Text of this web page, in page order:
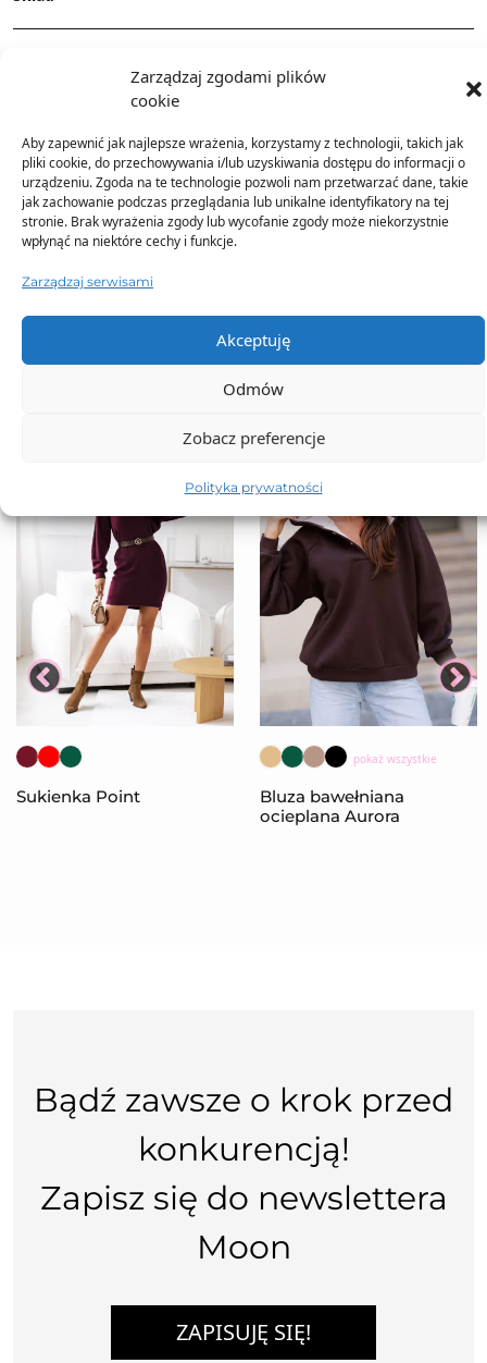
Zarządzaj zgodami plików
cookie
Aby zapewnić jak najlepsze wrażenia, korzystamy z technologii, takich jak
pliki cookie, do przechowywania i/lub uzyskiwania dostępu do informacji o
urządzeniu. Zgoda na te technologie pozwoli nam przetwarzać dane, takie
jak zachowanie podczas przeglądania lub unikalne identyfikatory na tej
stronie. Brak wyrażenia zgody lub wycofanie zgody może niekorzystnie
wpłynąć na niektóre cechy i funkcje.
Zarządzaj serwisami
Akceptuję
Odmów
Zobacz preferencje
Polityka prywatności
Sukienka Point
pokaż wszystkie
Bluza bawełniana
ocieplana Aurora
Bądź zawsze o krok przed
konkurencją!
Zapisz się do newslettera
Moon
ZAPISUJĘ SIĘ!